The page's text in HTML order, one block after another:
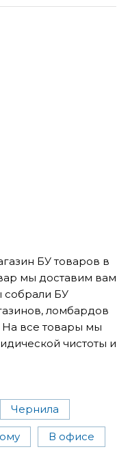
БУ товаров в
мы доставим вам
собрали БУ
ломбардов
На все товары мы
чистоты и
Чернила
В офисе